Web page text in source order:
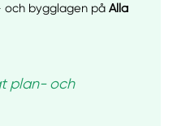
och bygglagen påAlla
plan- och